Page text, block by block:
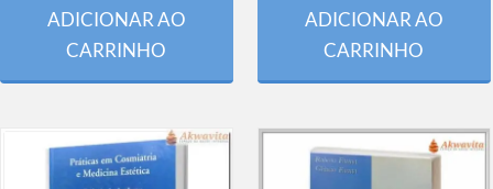
ADICIONAR AO
CARRINHO
ADICIONAR AO
CARRINHO